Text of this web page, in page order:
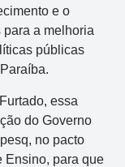
e o
a melhoria
públicas
essa
do Governo
no pacto
Ensino, para que